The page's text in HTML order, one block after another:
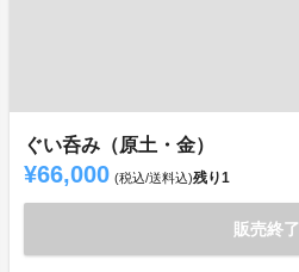
ぐい呑み（原土・金）
¥66,000 (税込/送料込)残り1
販売終了